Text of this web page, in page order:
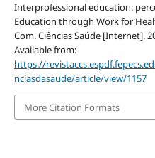
Interprofessional education:
Education through Work for
Com. Ciências Saúde [Internet].
Available from:
https://
nciasdasaude/article/view/1157
More Citation Formats